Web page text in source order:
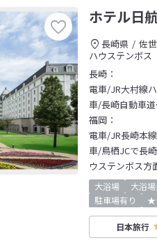
ホテル日
長崎県
佐
ハウステンボス
長崎：
電車/JR大村線
車/長崎自動車
福岡：
電車/JR長崎本
車/鳥栖JCで長
ウステンボス方
大浴場 大浴
駐車場有り
日本旅行